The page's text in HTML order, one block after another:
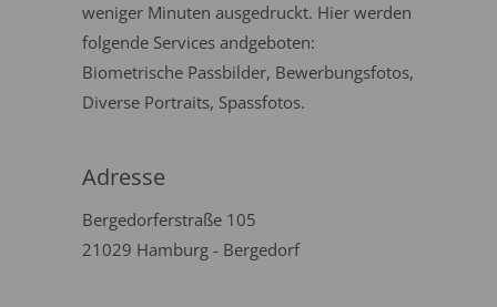
weniger Minuten ausgedruckt. Hier werden
folgende Services andgeboten:
Biometrische Passbilder, Bewerbungsfotos,
Diverse Portraits, Spassfotos.
Adresse
Bergedorferstraße 105
21029 Hamburg - Bergedorf